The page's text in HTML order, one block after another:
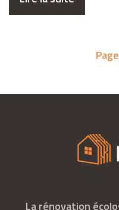
La rénovation